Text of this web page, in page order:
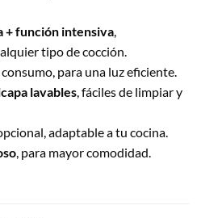
+ función intensiva,
tipo de cocción.
para una luz eficiente.
lavables, fáciles de limpiar y
adaptable a tu cocina.
, para mayor comodidad.